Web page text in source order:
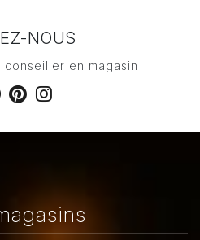
NOUS
en magasin